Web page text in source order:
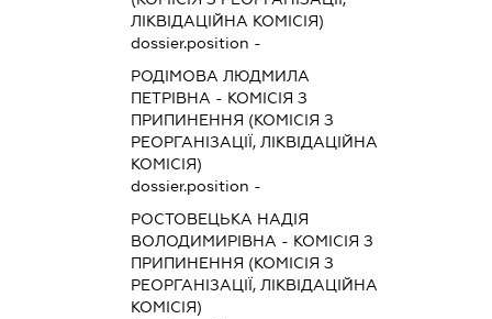
ЛІКВІДАЦІЙНА КОМІСІЯ)
dossier.position -
РОДІМОВА ЛЮДМИЛА
ПЕТРІВНА - КОМІСІЯ З
ПРИПИНЕННЯ (КОМІСІЯ З
РЕОРГАНІЗАЦІЇ, ЛІКВІДАЦІЙНА
КОМІСІЯ)
dossier.position -
РОСТОВЕЦЬКА НАДІЯ
ВОЛОДИМИРІВНА - КОМІСІЯ З
ПРИПИНЕННЯ (КОМІСІЯ З
РЕОРГАНІЗАЦІЇ, ЛІКВІДАЦІЙНА
КОМІСІЯ)